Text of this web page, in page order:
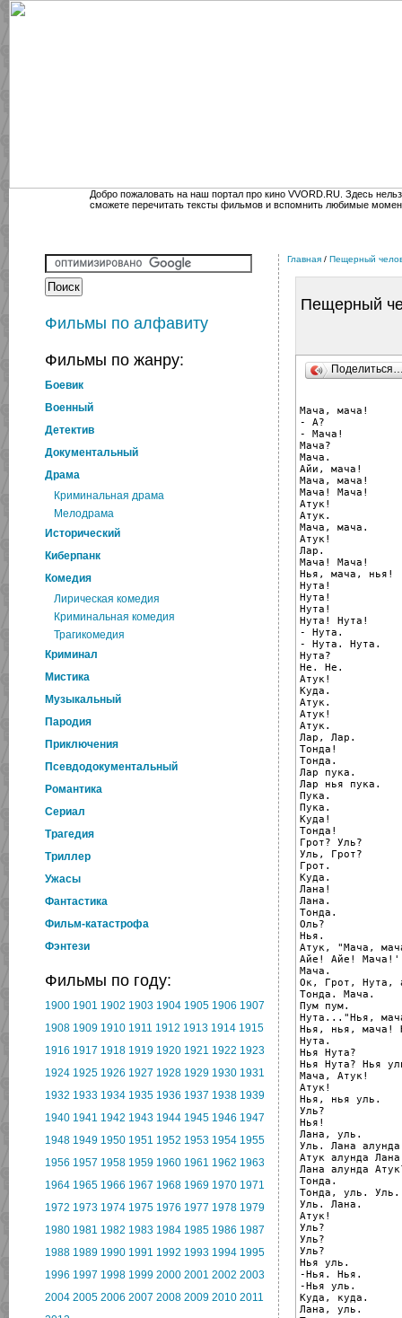
Добро пожаловать на наш портал про кино VVORD.RU. Здесь
сможете перечитать тексты фильмов и вспомнить любимые
Фильмы по алфавиту
Фильмы по жанру:
Боевик
Военный
Детектив
Документальный
Драма
Криминальная драма
Мелодрама
Исторический
Киберпанк
Комедия
Лирическая комедия
Криминальная комедия
Трагикомедия
Криминал
Мистика
Музыкальный
Пародия
Приключения
Псевдодокументальный
Романтика
Cериал
Трагедия
Триллер
Ужасы
Фантастика
Фильм-катастрофа
Фэнтези
Фильмы по году:
1900 1901 1902 1903 1904 1905 1906 1907
1908 1909 1910 1911 1912 1913 1914 1915
1916 1917 1918 1919 1920 1921 1922 1923
1924 1925 1926 1927 1928 1929 1930 1931
1932 1933 1934 1935 1936 1937 1938 1939
1940 1941 1942 1943 1944 1945 1946 1947
1948 1949 1950 1951 1952 1953 1954 1955
1956 1957 1958 1959 1960 1961 1962 1963
1964 1965 1966 1967 1968 1969 1970 1971
1972 1973 1974 1975 1976 1977 1978 1979
1980 1981 1982 1983 1984 1985 1986 1987
1988 1989 1990 1991 1992 1993 1994 1995
1996 1997 1998 1999 2000 2001 2002 2003
2004 2005 2006 2007 2008 2009 2010 2011
Главная / Пещерный
Пещерный
Мача, мача!
- А?
- Мача!
Мача?
Мача.
Айи, мача!
Мача, мача!
Мача! Мача!
Атук!
Атук.
Мача, мача.
Атук!
Лар.
Мача! Мача!
Нья, мача, нья!
Нута!
Нута!
Нута!
Нута! Нута!
- Нута.
- Нута. Нута.
Нута?
Не. Не.
Атук!
Куда.
Атук.
Атук!
Атук.
Лар, Лар.
Тонда!
Тонда.
Лар пука.
Лар нья пука.
Пука.
Пука.
Куда!
Тонда!
Грот? Уль?
Уль, Грот?
Грот.
Куда.
Лана!
Лана.
Тонда.
Оль?
Нья.
Атук, "Мача,
Айе! Айе!
Мача.
Ок, Грот, Нута,
Тонда. Мача.
Пум пум.
Нута..."Нья,
Нья, нья,
Нута.
Нья Нута?
Нья Нута? Нья
Мача, Атук!
Атук!
Нья, нья уль.
Уль?
Нья!
Лана, уль.
Уль. Лана
Атук алунда
Лана алунда
Тонда.
Тонда, уль. Уль.
Уль. Лана.
Атук!
Уль?
Уль?
Уль?
Нья уль.
-Нья. Нья.
-Нья уль.
Куда, куда.
Лана, уль.